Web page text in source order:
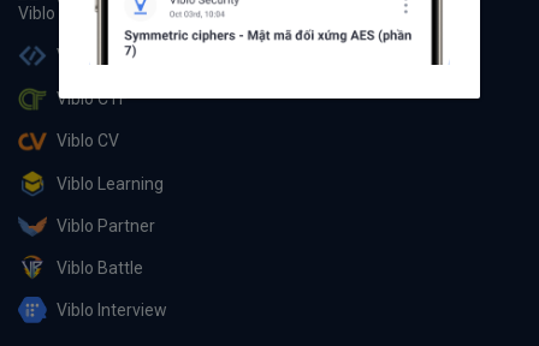
Viblo Code
Viblo CTF
Viblo CV
Viblo Learning
Viblo Partner
Viblo Battle
Viblo Interview